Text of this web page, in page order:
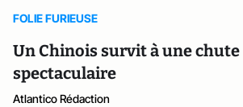
FOLIE FURIEUSE
Un Chinois survit à une chute
spectaculaire
Atlantico Rédaction